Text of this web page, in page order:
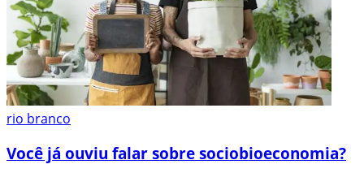
rio branco
Você já ouviu falar sobre sociobioeconomia?